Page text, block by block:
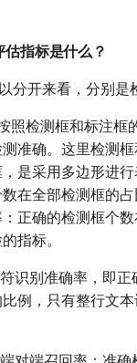
何对模
如一些
果不好
种并存
刷体和
应该如
估指标是什么？
分开来看，分别是
照检测框和标注框
准确。这里检测
是采用多边形进
在全部检测框的
正确的检测框个
指标。
识别准确率，即
例，只有整行文